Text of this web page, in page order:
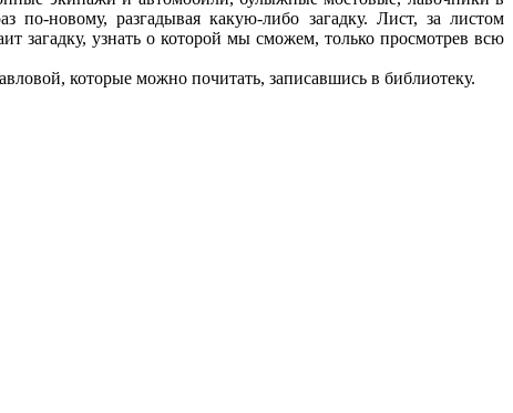
новому, разгадывая какую-либо загадку. Лист, за листом
загадку, узнать о которой мы сможем, только просмотрев всю
которые можно почитать, записавшись в библиотеку.